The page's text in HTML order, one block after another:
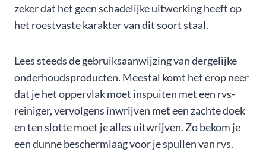
zeker dat het geen schadelijke uitwerking heeft op
het roestvaste karakter van dit soort staal.
Lees steeds de gebruiksaanwijzing van dergelijke
onderhoudsproducten. Meestal komt het erop neer
dat je het oppervlak moet inspuiten met een rvs-
reiniger, vervolgens inwrijven met een zachte doek
en ten slotte moet je alles uitwrijven. Zo bekom je
een dunne beschermlaag voor je spullen van rvs.